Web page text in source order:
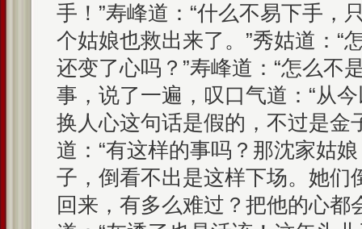
手！”寿峰道：“什么不易下手，
个姑娘也救出来了。”秀姑道：“
还变了心吗？”寿峰道：“怎么不
事，说了一遍，叹口气道：“从
换人心这句话是假的，不过是金
道：“有这样的事吗？那沈家姑
子，倒看不出是这样下场。她们
回来，有多么难过？把他的心都